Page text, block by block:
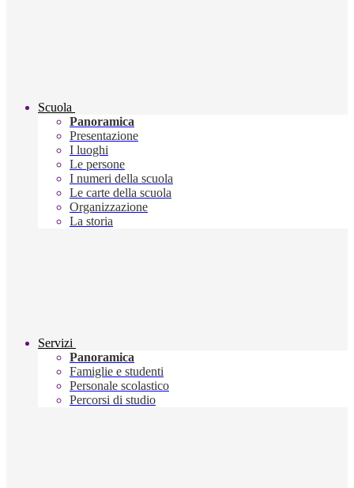
Scuola
Panoramica
Presentazione
I luoghi
Le persone
I numeri della scuola
Le carte della scuola
Organizzazione
La storia
Servizi
Panoramica
Famiglie e studenti
Personale scolastico
Percorsi di studio